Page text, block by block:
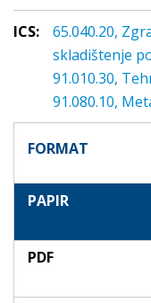
ICS:
65.040.20,
skladištenje
91.010.30,
91.080.10,
FORMAT
PAPIR
PDF